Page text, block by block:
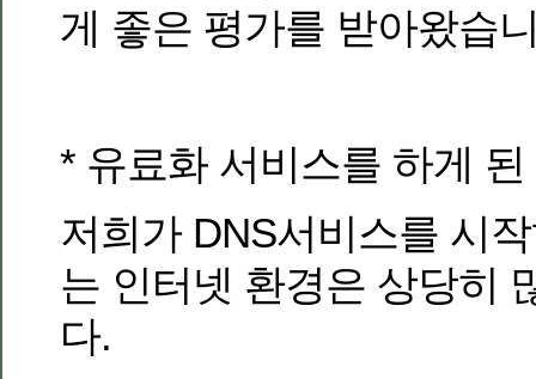
게 좋은 평가를 받아왔습
* 유료화 서비스를 하게 된
저희가 DNS서비스를 시
는 인터넷 환경은 상당히
다.